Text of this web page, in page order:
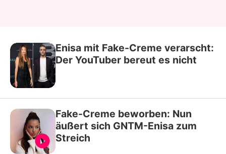
Enisa mit Fake-Creme verarscht:
Der YouTuber bereut es nicht
Fake-Creme beworben: Nun
äußert sich GNTM-Enisa zum
Streich